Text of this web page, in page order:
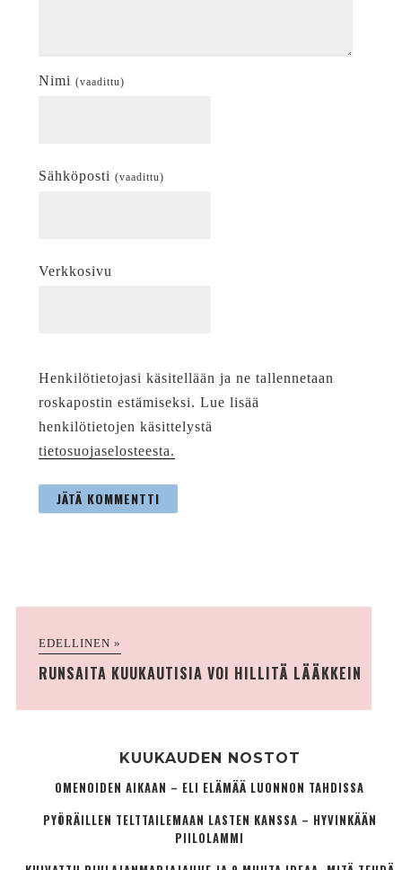
Nimi (vaadittu)
Sähköposti (vaadittu)
Verkkosivu
Henkilötietojasi käsitellään ja ne tallennetaan
roskapostin estämiseksi. Lue lisää
henkilötietojen käsittelystä
tietosuojaselosteesta.
EDELLINEN »
RUNSAITA KUUKAUTISIA VOI HILLITÄ LÄÄKKEIN
KUUKAUDEN NOSTOT
OMENOIDEN AIKAAN – ELI ELÄMÄÄ LUONNON TAHDISSA
PYÖRÄILLEN TELTTAILEMAAN LASTEN KANSSA – HYVINKÄÄN
PIILOLAMMI